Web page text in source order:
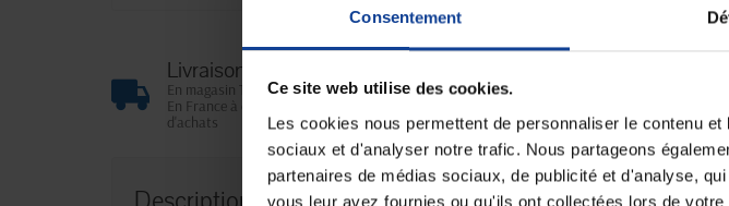
Consentement
Ce site web utilise des cookies.
Les cookies nous permettent de personnaliser le contenu
sociaux et d'analyser notre trafic. Nous partageons
partenaires de médias sociaux, de publicité et d'analyse,
vous leur avez fournies ou qu'ils ont collectées lors de
Livraison gratuite
En magasin Technicien de santé
En France à domicile à partir de 99€
d'achats
Paiement en ligne 100% sécurisé par